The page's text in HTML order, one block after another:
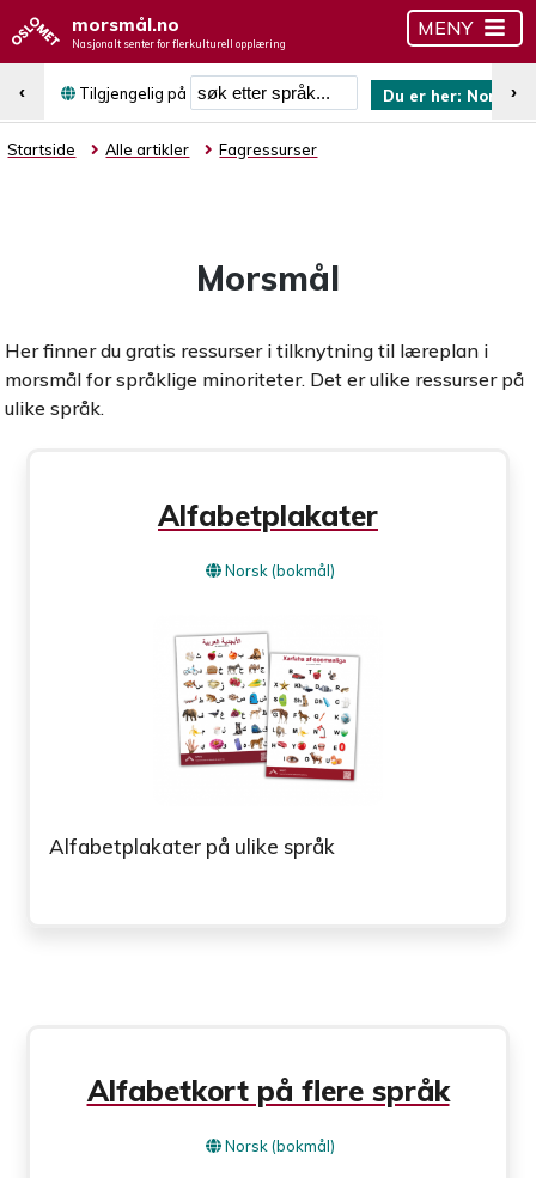
morsmål.no
Nasjonalt senter for flerkulturell opplæring
MENY
Tilgjengelig på
Søk etter språk
Du er her: Norsk
‹ ›
Startside Alle artikler Fagressurser
Morsmål
Her finner du gratis ressurser i tilknytning til læreplan i
morsmål for språklige minoriteter. Det er ulike ressurser på
ulike språk.
Alfabetplakater
Norsk (bokmål)
Alfabetplakater på ulike språk
Alfabetkort på flere språk
Norsk (bokmål)